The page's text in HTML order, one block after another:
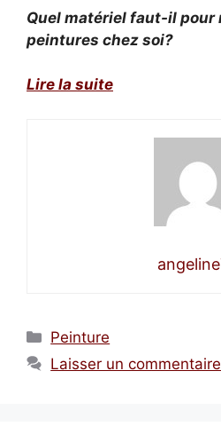
Quel matériel faut-il pour
peintures chez soi?
Lire la suite
Catégories
Peinture
Laisser un commentaire